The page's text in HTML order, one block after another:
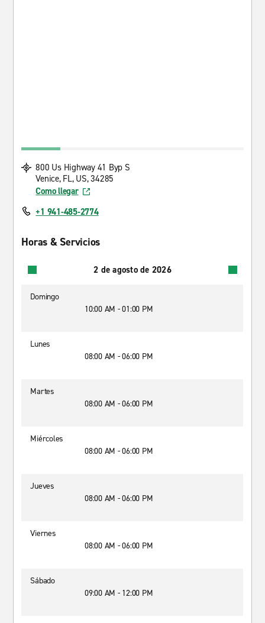
800 Us Highway 41 Byp S
Venice, FL, US, 34285
Como llegar
+1 941-485-2774
Horas & Servicios
2 de agosto de 2026
Domingo
10:00 AM - 01:00 PM
Lunes
08:00 AM - 06:00 PM
Martes
08:00 AM - 06:00 PM
Miércoles
08:00 AM - 06:00 PM
Jueves
08:00 AM - 06:00 PM
Viernes
08:00 AM - 06:00 PM
Sábado
09:00 AM - 12:00 PM